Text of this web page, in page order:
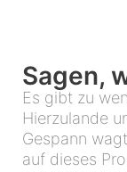
Sagen,
Es gibt zu
Hierzulande
Gespann
auf dieses